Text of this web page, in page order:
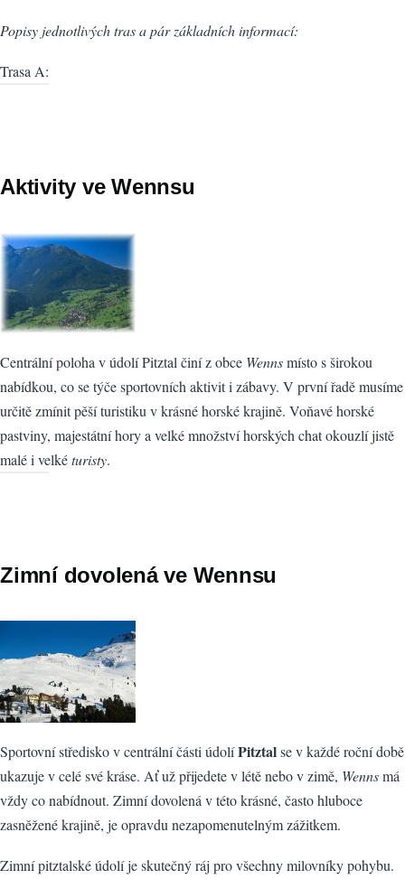
Popisy jednotlivých tras a pár základních informací:
Trasa A:
Aktivity ve Wennsu
Centrální poloha v údolí Pitztal činí z obce Wennsmísto s širokou
nabídkou, co se týče sportovních aktivit i zábavy. V první řadě musíme
určitě zmínit pěší turistiku v krásné horské krajině. Voňavé horské
pastviny, majestátní hory a velké množství horských chat okouzlí jistě
malé i velkéturisty.
Zimní dovolená ve Wennsu
Sportovní středisko v centrální části údolíPitztalse v každé roční době
ukazuje v celé své kráse. Ať už přijedete v létě nebo v zimě, Wennsmá
vždy co nabídnout. Zimní dovolená v této krásné, často hluboce
zasněžené krajině, je opravdu nezapomenutelným zážitkem.
Zimní pitztalské údolí je skutečný ráj pro všechny milovníky pohybu.